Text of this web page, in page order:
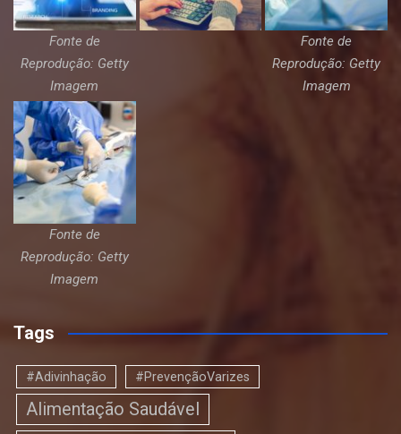
Fonte de
Reprodução: Getty
Imagem
Fonte de
Reprodução: Getty
Imagem
Fonte de
Reprodução: Getty
Imagem
Tags
#Adivinhação #PrevençãoVarizes
Alimentação Saudável